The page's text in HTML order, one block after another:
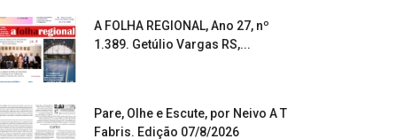
A FOLHA REGIONAL, Ano 27, nº
1.389. Getúlio Vargas RS,...
Pare, Olhe e Escute, por Neivo A T
Fabris. Edição 07/8/2026